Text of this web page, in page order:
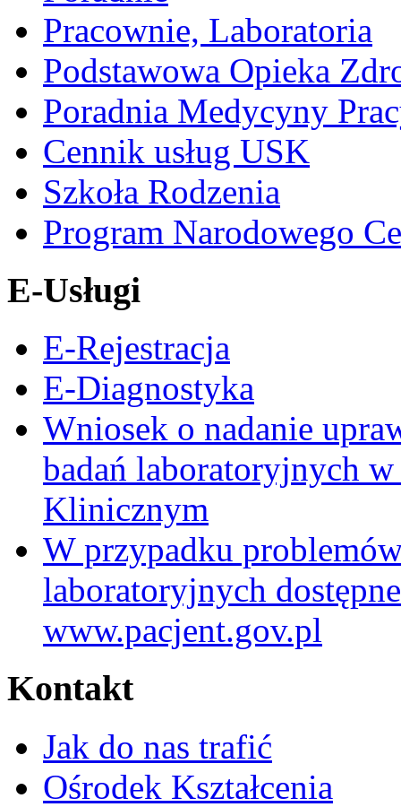
Pracownie, Laboratoria
Podstawowa Opieka
Poradnia Medycyny
Cennik usług USK
Szkoła Rodzenia
Program Narodowego
E-Usługi
E-Rejestracja
E-Diagnostyka
Wniosek o nadanie
badań laboratoryjnych
Klinicznym
W przypadku
laboratoryjnych
www.pacjent.gov.pl
Kontakt
Jak do nas trafić
Ośrodek Kształcenia